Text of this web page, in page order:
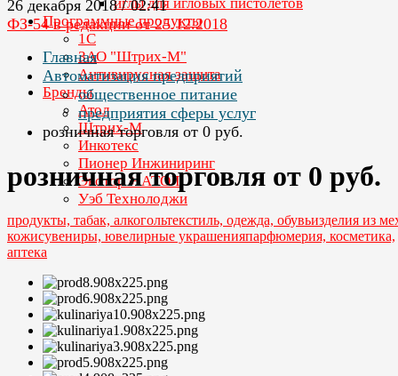
Программные продукты
1С
ЗАО "Штрих-М"
Антивирусная защита
Бренды
Атол
Штрих-М
Инкотекс
Пионер Инжиниринг
Эвотор + АТОЛ
Уэб Технолоджи
26 декабря 2018 / 02:41
ФЗ-54 в редакции от 25.12.2018
Главная
Автоматизация предприятий
общественное питание
предприятия сферы услуг
розничная торговля от 0 руб.
розничная торговля от 0 руб.
продукты, табак, алкогольтекстиль, одежда, обувьизделия из
кожисувениры, ювелирные украшенияпарфюмерия, косметика,
аптека